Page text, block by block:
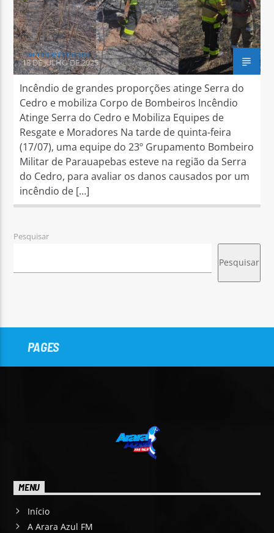
Henrique Gonzaga
18 DE JULHO DE 2025
Incêndio de grandes proporções atinge Serra do
Cedro e mobiliza Corpo de Bombeiros Incêndio
Atinge Serra do Cedro e Mobiliza Equipes de
Resgate e Moradores Na tarde de quinta-feira
(17/07), uma equipe do 23º Grupamento Bombeiro
Militar de Parauapebas esteve na região da Serra
do Cedro, para avaliar os danos causados por um
incêndio de […]
Pesquisar
Pesquisar
PAGES
MENU
Início
A Arara Azul FM